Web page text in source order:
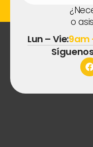
o
Lun – Vie:9am